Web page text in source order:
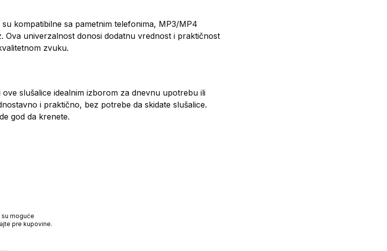
kompatibilne sa pametnim telefonima, MP3/MP4
Ova univerzalnost donosi dodatnu vrednost i praktičnost
zvuku.
slušalice idealnim izborom za dnevnu upotrebu ili
i praktično, bez potrebe da skidate slušalice.
god da krenete.
moguće
pre kupovine.